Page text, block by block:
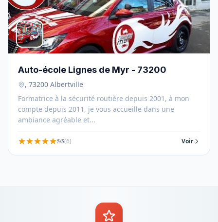
Auto-école Lignes de Myr - 73200
, 73200 Albertville
Formatrice à la sécurité routière depuis 2001, à mon
compte depuis 2011, je vous accueille dans une
ambiance agréable et...
5/5(6) Voir